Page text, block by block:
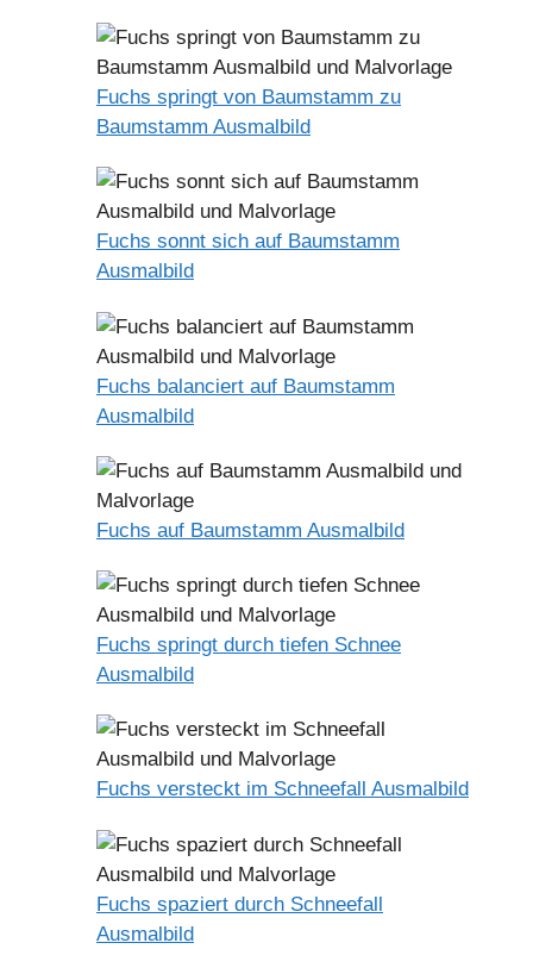
Fuchs springt von Baumstamm zu
Baumstamm Ausmalbild
Fuchs sonnt sich auf Baumstamm
Ausmalbild
Fuchs balanciert auf Baumstamm
Ausmalbild
Fuchs auf Baumstamm Ausmalbild
Fuchs springt durch tiefen Schnee
Ausmalbild
Fuchs versteckt im Schneefall Ausmalbild
Fuchs spaziert durch Schneefall
Ausmalbild